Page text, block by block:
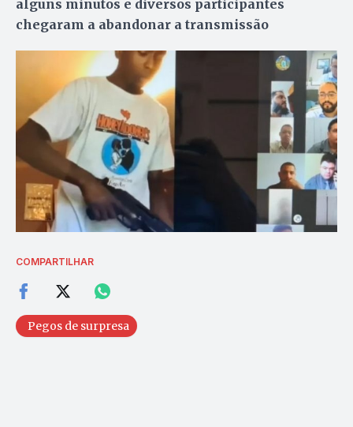
alguns minutos e diversos participantes
chegaram a abandonar a transmissão
COMPARTILHAR
Pegos de surpresa